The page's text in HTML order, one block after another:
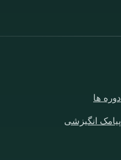
دوره ها
پیامک انگیزشی